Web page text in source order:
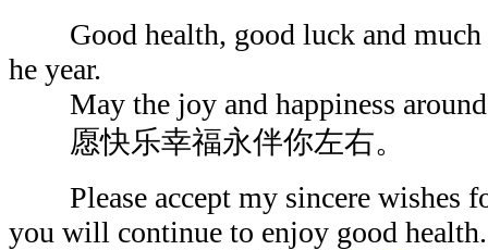
Good health, good luck and much
he year.
May the joy and happiness around
愿快乐幸福永伴你左右。
Please accept my sincere wishes
you will continue to enjoy good health.